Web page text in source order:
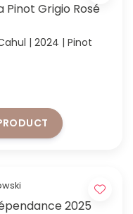
Pinot Grigio Rosé
| 2024 | Pinot
2025